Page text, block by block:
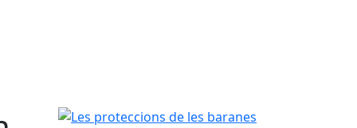
Les proteccions de les baranes del passatge de